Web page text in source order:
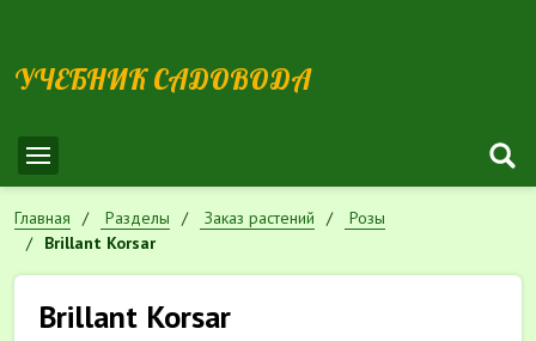
УЧЕБНИК САДОВОДА
Главная Разделы Заказ растений
Розы
Brillant Korsar
Brillant Korsar